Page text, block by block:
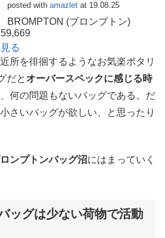
posted with amazlet at 19.08.25
BROMPTON (ブロンプトン)
る
所を徘徊するようなお気楽ポタリ
だと オーバースペックに感じる時
何の問題もないバッグである。だ
さいバッグが欲しい、と思ったり
ンプトンバッグ沼にはまっていく
ッグは少ない荷物で活動